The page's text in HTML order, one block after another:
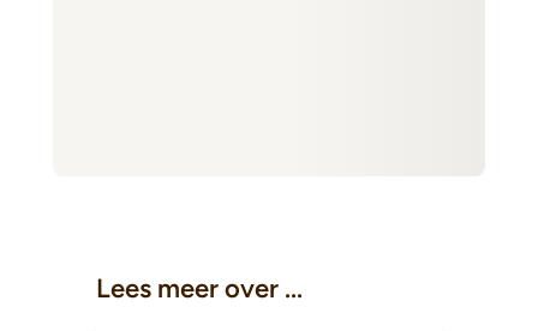
Lees meer over ...